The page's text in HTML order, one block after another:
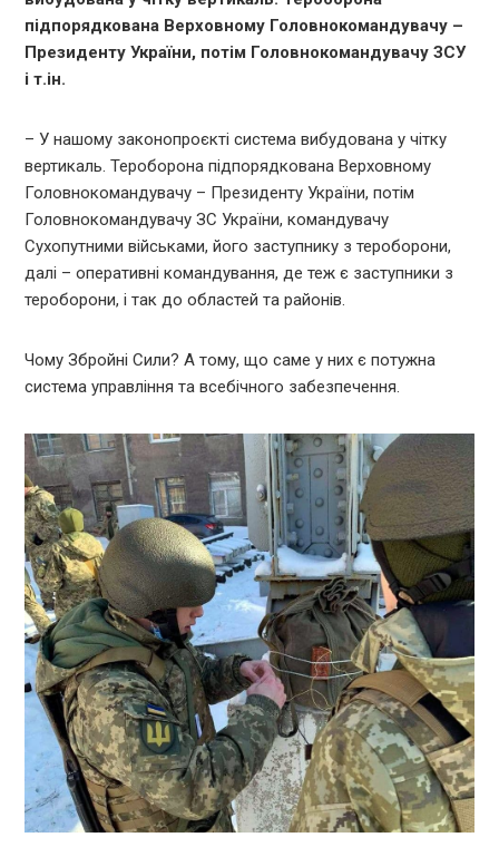
підпорядкована Верховному Головнокомандувачу –
Президенту України, потім Головнокомандувачу ЗСУ
і т.ін.
– У нашому законопроєкті система вибудована у чітку
вертикаль. Тероборона підпорядкована Верховному
Головнокомандувачу – Президенту України, потім
Головнокомандувачу ЗС України, командувачу
Сухопутними військами, його заступнику з тероборони,
далі – оперативні командування, де теж є заступники з
тероборони, і так до областей та районів.
Чому Збройні Сили? А тому, що саме у них є потужна
система управління та всебічного забезпечення.